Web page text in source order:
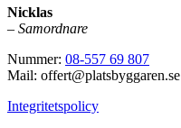
Nicklas
– Samordnare
Nummer: 08-557 69 807
Mail: offert@platsbyggaren.se
Integritetspolicy